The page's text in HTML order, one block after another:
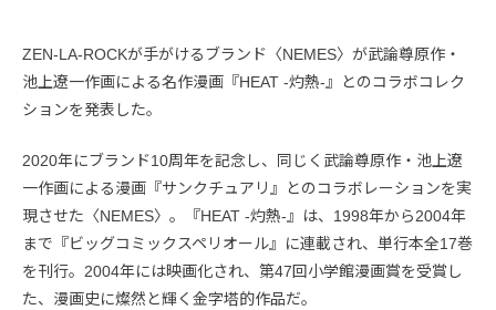
ZEN-LA-ROCKが手がけるブランド〈NEMES〉が武論尊原作・
池上遼一作画による名作漫画『HEAT -灼熱-』とのコラボコレク
ションを発表した。
2020年にブランド10周年を記念し、同じく武論尊原作・池上遼
一作画による漫画『サンクチュアリ』とのコラボレーションを実
現させた〈NEMES〉。『HEAT -灼熱-』は、1998年から2004年
まで『ビッグコミックスペリオール』に連載され、単行本全17巻
を刊行。2004年には映画化され、第47回小学館漫画賞を受賞し
た、漫画史に燦然と輝く金字塔的作品だ。